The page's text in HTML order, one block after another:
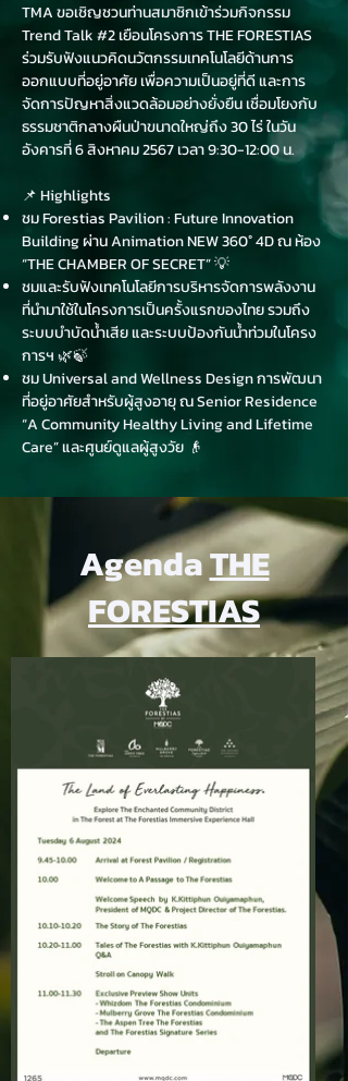
TMA ขอเชิญชวนท่านสมาชิกเข้าร่วมกิจกรรม
Trend Talk #2 เยือนโครงการ THE FORESTIAS
ร่วมรับฟังแนวคิดนวัตกรรมเทคโนโลยีด้านการ
ออกแบบที่อยู่อาศัย เพื่อความเป็นอยู่ที่ดี และการ
จัดการปัญหาสิ่งแวดล้อมอย่างยั่งยืน เชื่อมโยงกับ
ธรรมชาติกลางผืนป่าขนาดใหญ่ถึง 30 ไร่ ในวัน
อังคารที่ 6 สิงหาคม 2567 เวลา 9:30-12:00 น.
📌 Highlights
ชม Forestias Pavilion : Future Innovation
Building ผ่าน Animation NEW 360° 4D ณ ห้อง
“THE CHAMBER OF SECRET” 💡
ชมและรับฟังเทคโนโลยีการบริหารจัดการพลังงาน
ที่นำมาใช้ในโครงการเป็นครั้งแรกของไทย รวมถึง
ระบบบำบัดน้ำเสีย และระบบป้องกันน้ำท่วมในโครง
การฯ 🌿🍃
ชม Universal and Wellness Design การพัฒนา
ที่อยู่อาศัยสำหรับผู้สูงอายุ ณ Senior Residence
“A Community Healthy Living and Lifetime
Care” และศูนย์ดูแลผู้สูงวัย 👴
AgendaTHE
FORESTIAS